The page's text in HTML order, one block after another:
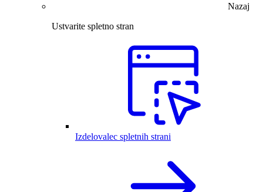
Nazaj
Ustvarite spletno stran
Izdelovalec spletnih strani